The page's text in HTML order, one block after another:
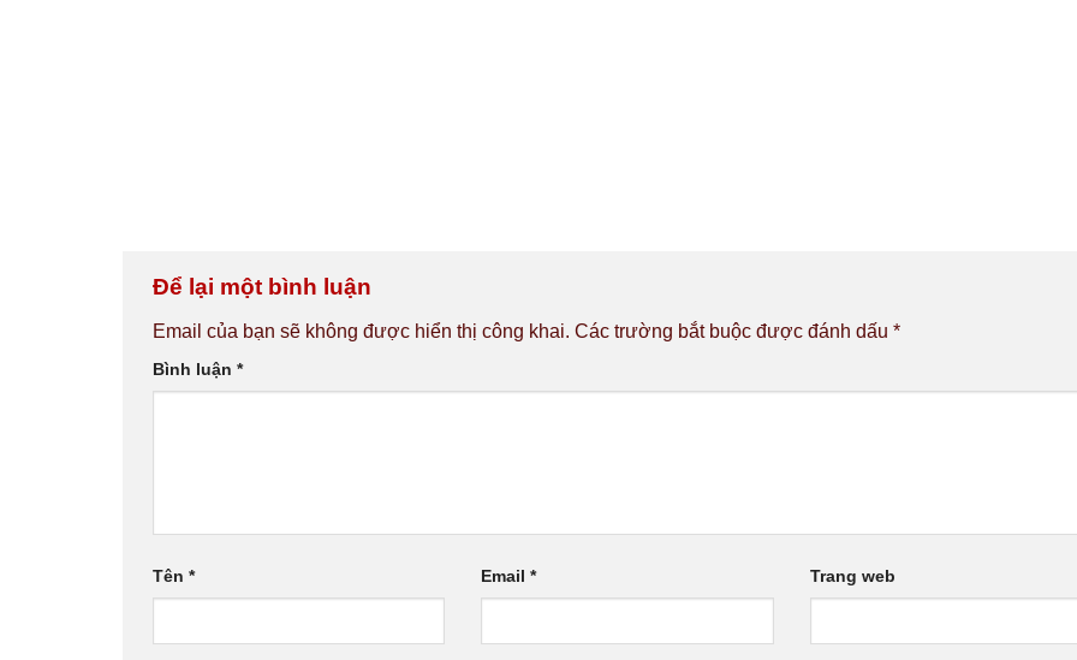
Để lại một bình luận
Email của bạn sẽ không được hiển thị công khai. Các trường bắt buộc được đánh dấu *
Bình luận *
Tên * Email* Trang web